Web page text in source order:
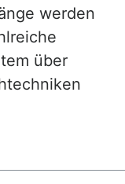
werden
über